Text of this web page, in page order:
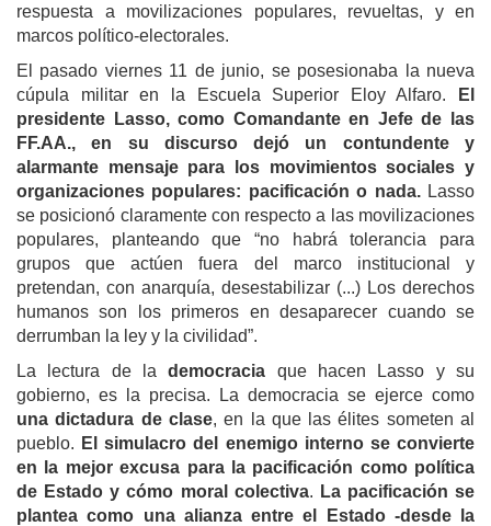
respuesta a movilizaciones populares, revueltas, y en
marcos político-electorales.
El pasado viernes 11 de junio, se posesionaba la nueva
cúpula militar en la Escuela Superior Eloy Alfaro.
El
presidente Lasso, como Comandante en Jefe de las
FF.AA., en su discurso dejó un contundente y
alarmante mensaje para los movimientos sociales y
organizaciones populares: pacificación o nada.Lasso
se posicionó claramente con respecto a las movilizaciones
populares, planteando que “no habrá tolerancia para
grupos que actúen fuera del marco institucional y
pretendan, con anarquía, desestabilizar (...) Los derechos
humanos son los primeros en desaparecer cuando se
derrumban la ley y la civilidad”.
La lectura de lademocracia que hacen Lasso y su
gobierno, es la precisa. La democracia se ejerce como
una dictadura de clase, en la que las élites someten al
pueblo. El simulacro del enemigo interno se convierte
en la mejor excusa para la pacificación como política
de Estado y cómo moral colectiva. La pacificación se
plantea como una alianza entre el Estado -desde la